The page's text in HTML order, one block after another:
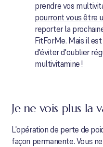
prendre vos
pourront vous être
reporter la
FitForMe. Mais il
d'éviter d'oublier
multivitamine !
Je ne vois plus la
L'opération de perte de
façon permanente. Vous